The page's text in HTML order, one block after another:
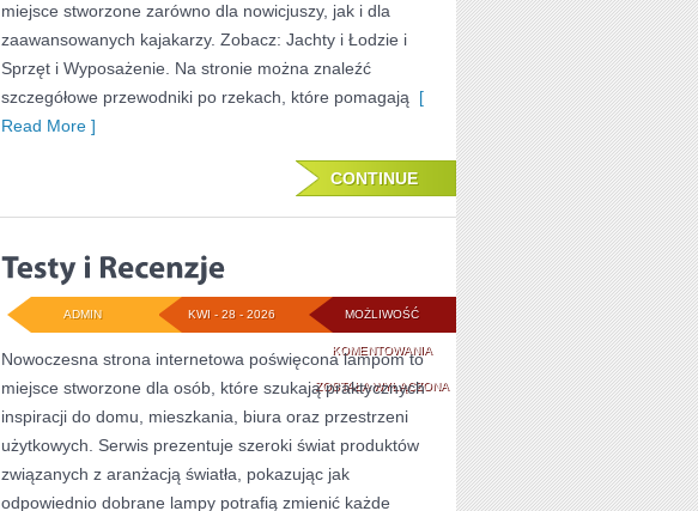
miejsce stworzone zarówno dla nowicjuszy, jak i dla
zaawansowanych kajakarzy. Zobacz: Jachty i Łodzie i
Sprzęt i Wyposażenie. Na stronie można znaleźć
szczegółowe przewodniki po rzekach, które pomagają [
Read More ]
CONTINUE
MOŻLIWOŚĆ
KOMENTOWANIATESTY
I
RECENZJE
ZOSTAŁA WYŁĄCZONA
KWI - 28 - 2026
ADMIN
Nowoczesna strona internetowa poświęcona lampom to
miejsce stworzone dla osób, które szukają praktycznych
inspiracji do domu, mieszkania, biura oraz przestrzeni
użytkowych. Serwis prezentuje szeroki świat produktów
związanych z aranżacją światła, pokazując jak
odpowiednio dobrane lampy potrafią zmienić każde